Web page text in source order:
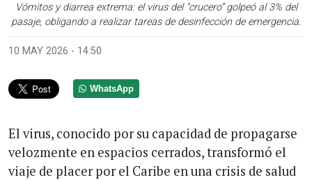
Vómitos y diarrea extrema: el virus del “crucero” golpeó al 3% del
pasaje, obligando a realizar tareas de desinfección de emergencia.
10 MAY 2026 - 14:50
WhatsApp
El virus, conocido por su capacidad de propagarse
velozmente en espacios cerrados, transformó el
viaje de placer por el Caribe en una crisis de salud